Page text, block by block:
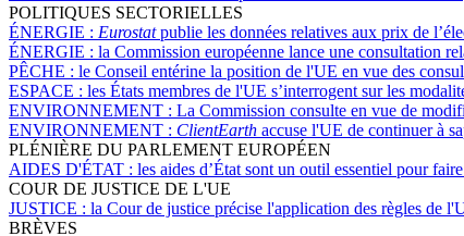
POLITIQUES SECTORIELLES
ÉNERGIE : Eurostatpublie les données relatives aux prix de
ÉNERGIE : la Commission européenne lance une consultation
PÊCHE : le Conseil entérine la position de l'UE en vue des
ESPACE : les États membres de l'UE s’interrogent sur les
ENVIRONNEMENT : La Commission consulte en vue de
ENVIRONNEMENT : ClientEarth accuse l'UE de continuer à
PLÉNIÈRE DU PARLEMENT EUROPÉEN
AIDES D'ÉTAT : les aides d’État sont un outil essentiel pour
COUR DE JUSTICE DE L'UE
JUSTICE : la Cour de justice précise l'application des règles de
BRÈVES